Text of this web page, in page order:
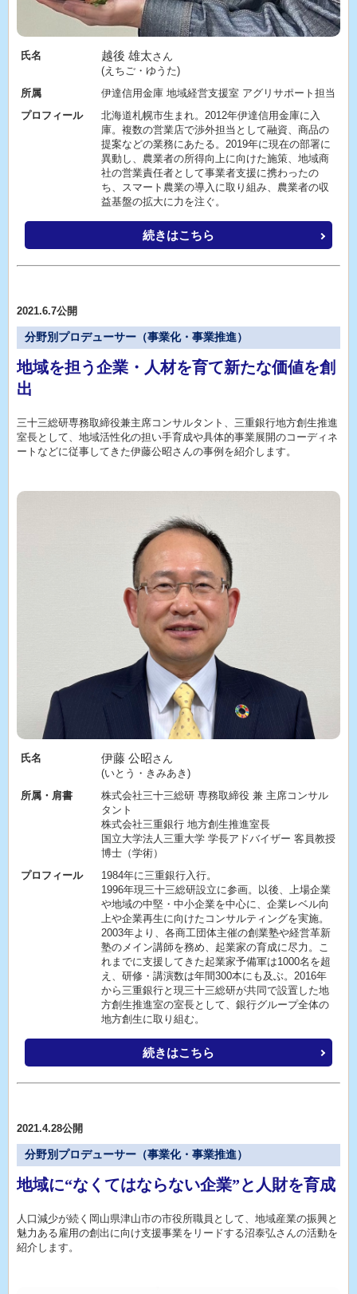
氏名 越後 雄太さん
(えちご・ゆうた)
所属
伊達信用金庫 地域経営支援室 アグリサポート担当
プロフィール
北海道札幌市生まれ。2012年伊達信用金庫に入
庫。複数の営業店で渉外担当として融資、商品の
提案などの業務にあたる。2019年に現在の部署に
異動し、農業者の所得向上に向けた施策、地域商
社の営業責任者として事業者支援に携わったの
ち、スマート農業の導入に取り組み、農業者の収
益基盤の拡大に力を注ぐ。
続きはこちら
2021.6.7公開
分野別プロデューサー（事業化・事業推進）
地域を担う企業・人材を育て新たな価値を創
出
三十三総研専務取締役兼主席コンサルタント、三重銀行地方創生推進
室長として、地域活性化の担い手育成や具体的事業展開のコーディネ
ートなどに従事してきた伊藤公昭さんの事例を紹介します。
氏名 伊藤 公昭さん
(いとう・きみあき)
所属・肩書
株式会社三十三総研 専務取締役 兼 主席コンサル
タント
株式会社三重銀行 地方創生推進室長
国立大学法人三重大学 学長アドバイザー 客員教授
博士（学術）
プロフィール
1984年に三重銀行入行。
1996年現三十三総研設立に参画。以後、上場企業
や地域の中堅・中小企業を中心に、企業レベル向
上や企業再生に向けたコンサルティングを実施。
2003年より、各商工団体主催の創業塾や経営革新
塾のメイン講師を務め、起業家の育成に尽力。こ
れまでに支援してきた起業家予備軍は1000名を超
え、研修・講演数は年間300本にも及ぶ。2016年
から三重銀行と現三十三総研が共同で設置した地
方創生推進室の室長として、銀行グループ全体の
地方創生に取り組む。
続きはこちら
2021.4.28公開
分野別プロデューサー（事業化・事業推進）
地域に“なくてはならない企業”と人財を育成
人口減少が続く岡山県津山市の市役所職員として、地域産業の振興と
魅力ある雇用の創出に向け支援事業をリードする沼泰弘さんの活動を
紹介します。